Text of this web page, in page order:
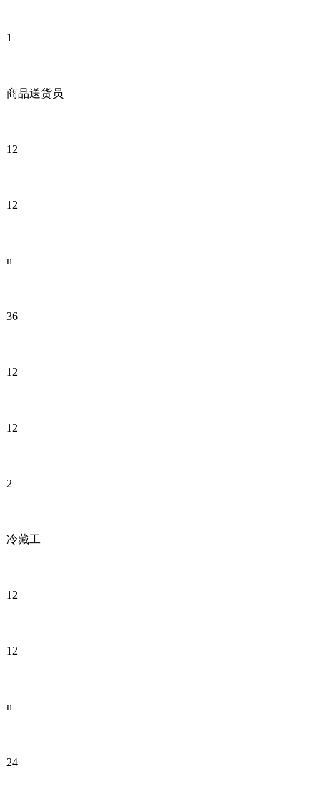
1
商品送货员
12
12
n
36
12
12
2
冷藏工
12
12
n
24